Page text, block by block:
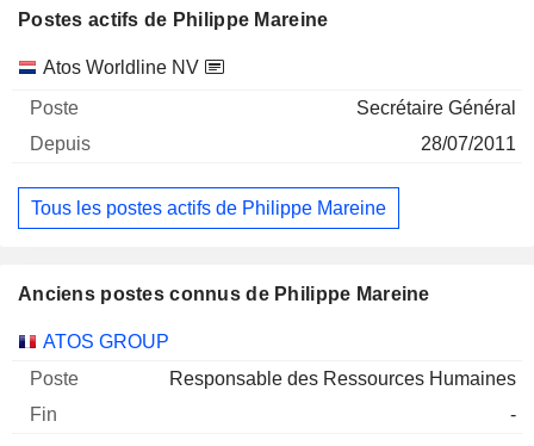
Postes actifs de Philippe Mareine
Sociétés Poste Début
Atos Worldline NV
Secrétaire Général
28/07/2011
Tous les postes actifs de Philippe Mareine
Anciens postes connus de Philippe Mareine
Sociétés Poste Fin
ATOS GROUP
Responsable des Ressources Humaines
-